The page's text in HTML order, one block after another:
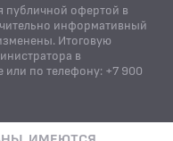
публичной офертой в
информативный
Итоговую
в
или по телефону: +7 900